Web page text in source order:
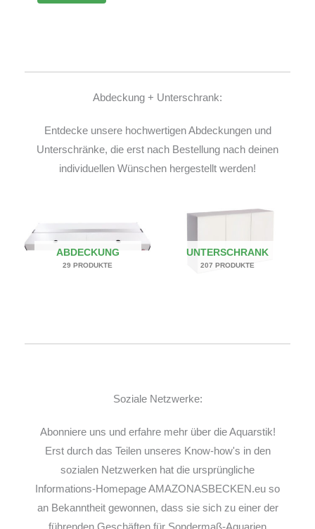
Abdeckung + Unterschrank:
Entdecke unsere hochwertigen Abdeckungen und
Unterschränke, die erst nach Bestellung nach deinen
individuellen Wünschen hergestellt werden!
ABDECKUNG
29 PRODUKTE
UNTERSCHRANK
207 PRODUKTE
Soziale Netzwerke:
Abonniere uns und erfahre mehr über die Aquarstik!
Erst durch das Teilen unseres Know-how's in den
sozialen Netzwerken hat die ursprüngliche
Informations-Homepage AMAZONASBECKEN.eu so
an Bekanntheit gewonnen, dass sie sich zu einer der
führenden Geschäften für Sondermaß-Aquarien